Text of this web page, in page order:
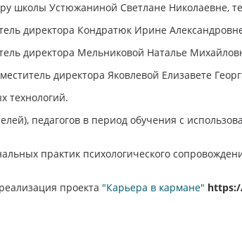
школы Устюжаниной Светлане Николаевне,
директора Кондратюк Ирине
директора Мельниковой Наталье
директора Яковлевой Елизавете
технологий.
педагогов в период обучения с
практик психологического
проекта "Карьера в кармане"